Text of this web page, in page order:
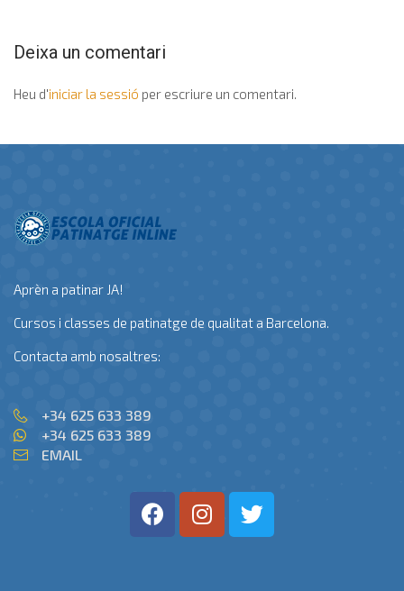
Deixa un comentari
Heu d'iniciar la sessió per escriure un comentari.
Aprèn a patinar JA!
Cursos i classes de patinatge de qualitat a Barcelona.
Contacta amb nosaltres:
+34 625 633 389
+34 625 633 389
EMAIL